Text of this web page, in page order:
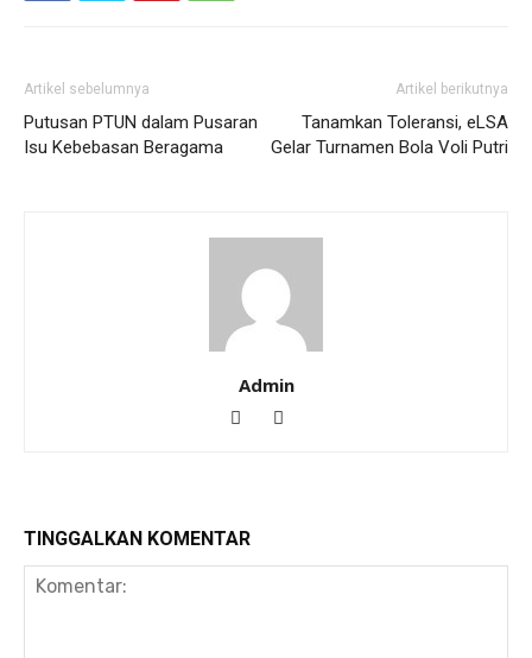
Artikel sebelumnya
Putusan PTUN dalam Pusaran
Isu Kebebasan Beragama
Artikel berikutnya
Tanamkan Toleransi, eLSA
Gelar Turnamen Bola Voli Putri
Admin
TINGGALKAN KOMENTAR